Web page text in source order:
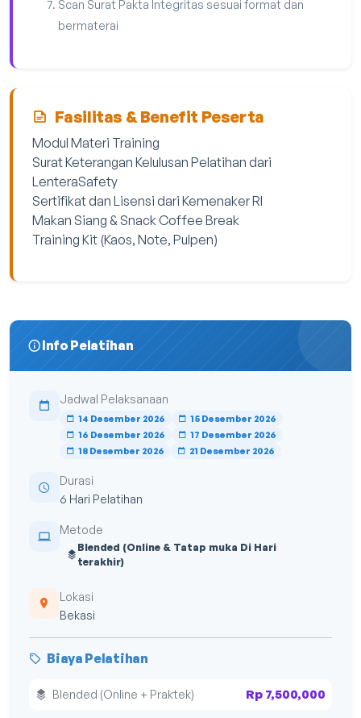
Scan Surat Pakta Integritas sesuai format dan
bermaterai
Fasilitas & Benefit Peserta
Modul Materi Training
Surat Keterangan Kelulusan Pelatihan dari
LenteraSafety
Sertifikat dan Lisensi dari Kemenaker RI
Makan Siang & Snack Coffee Break
Training Kit (Kaos, Note, Pulpen)
Info Pelatihan
Jadwal Pelaksanaan
14 Desember 2026
15 Desember 2026
16 Desember 2026
17 Desember 2026
18 Desember 2026
21 Desember 2026
Durasi
6 Hari Pelatihan
Metode
Blended (Online & Tatap muka Di Hari
terakhir)
Lokasi
Bekasi
Biaya Pelatihan
Blended (Online + Praktek) Rp 7,500,000